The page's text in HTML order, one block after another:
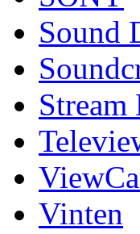
Sound
Stream
Vinten